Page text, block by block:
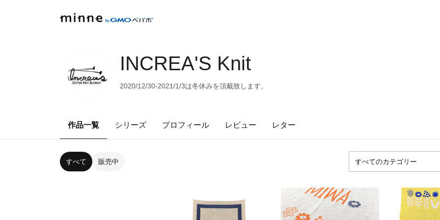
INCREA'S Knit
2020/12/30-2021/1/3は冬休みを頂戴致します。
作品一覧 シリーズ プロフィール レビュー レター
すべて 販売中